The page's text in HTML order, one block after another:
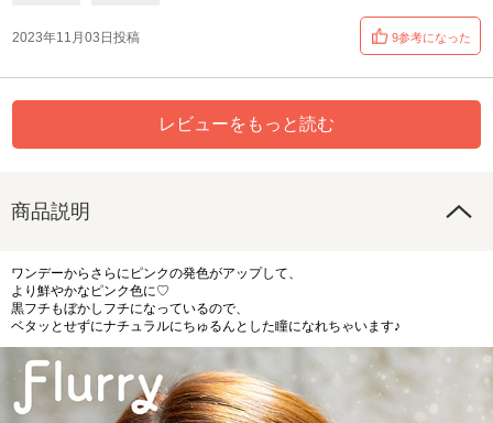
2023年11月03日投稿 9参考になった
レビューをもっと読む
商品説明
ワンデーからさらにピンクの発色がアップして、
より鮮やかなピンク色に♡
黒フチもぼかしフチになっているので、
ベタッとせずにナチュラルにちゅるんとした瞳になれちゃいます♪